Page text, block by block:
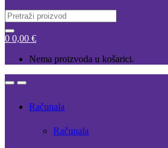
Search
for:
0 0,00 €
Nema proizvoda u košarici.
OpenClose
Računala
Računala